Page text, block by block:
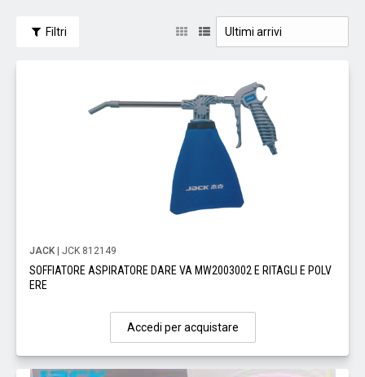
Filtri
JACK | JCK 812149
SOFFIATORE ASPIRATORE DARE VA MW2003002 E RITAGLI E POLV
ERE
Accedi per acquistare